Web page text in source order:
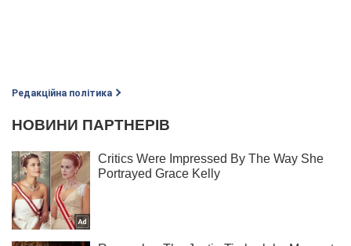
Редакційна політика